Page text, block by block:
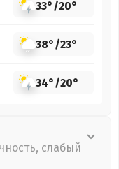
33°/20°
38°/23°
34°/20°
слабый